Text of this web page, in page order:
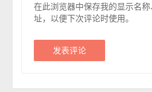
在此浏览器中保存我的显示名
址，以便下次评论时使用。